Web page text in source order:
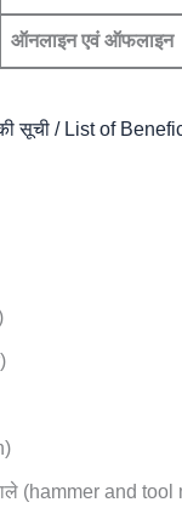
ऑनलाइन एवं ऑफलाइन
की सूची / List of
(hammer and tool